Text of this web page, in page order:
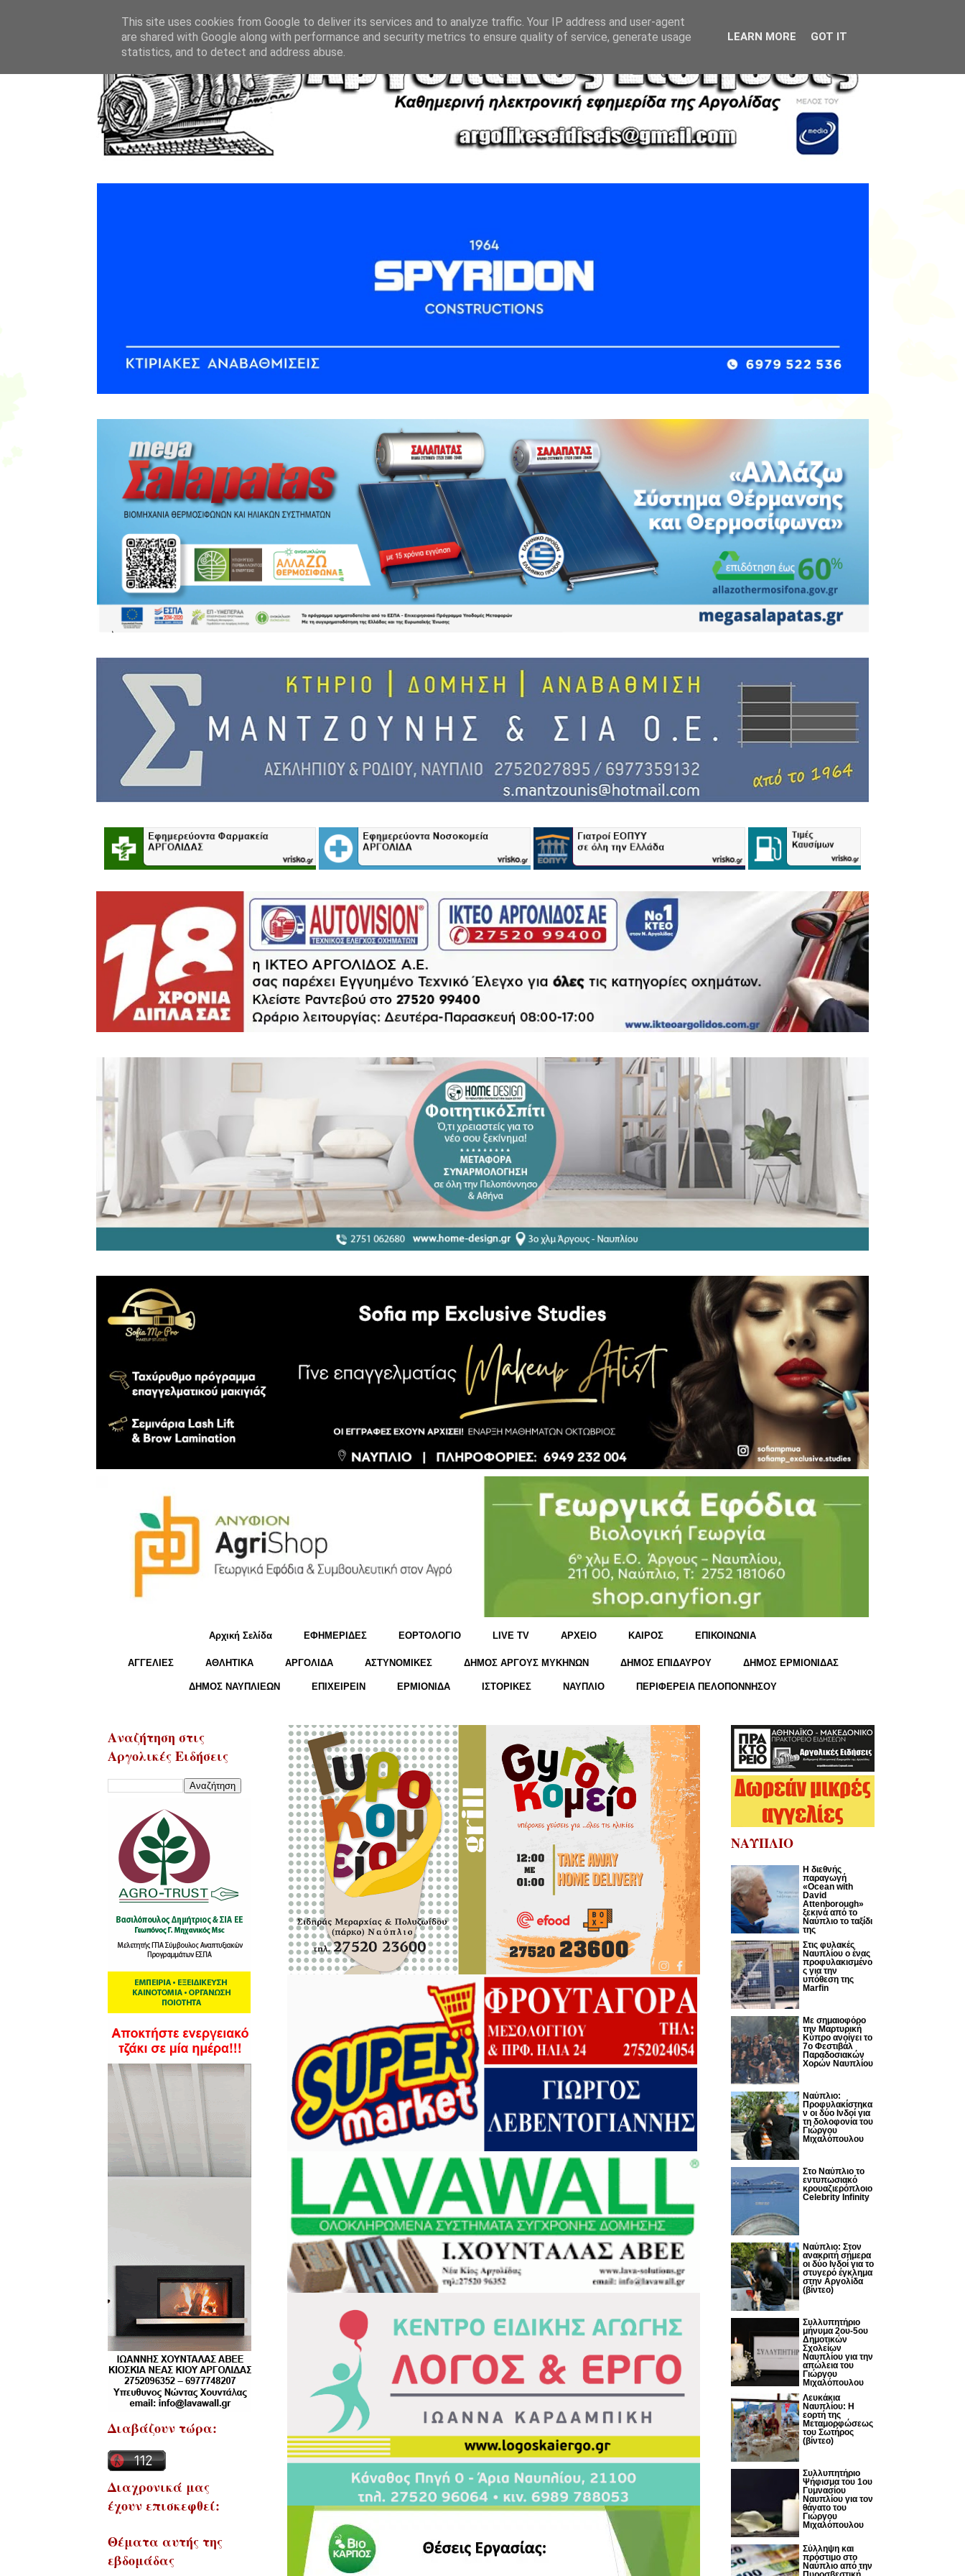
Αρχική Σελίδα ΕΦΗΜΕΡΙΔΕΣ ΕΟΡΤΟΛΟΓΙΟ LIVE TV ΑΡΧΕΙΟ KΑΙΡΟΣ ΕΠΙΚΟΙΝΩΝΙΑ
ΑΓΓΕΛΙΕΣ ΑΘΛΗΤΙΚΑ ΑΡΓΟΛΙΔΑ ΑΣΤΥΝΟΜΙΚΕΣ ΔΗΜΟΣ ΑΡΓΟΥΣ ΜΥΚΗΝΩΝ ΔΗΜΟΣ ΕΠΙΔΑΥΡΟΥ ΔΗΜΟΣ ΕΡΜΙΟΝΙΔΑΣ
ΔΗΜΟΣ ΝΑΥΠΛΙΕΩΝ ΕΠΙΧΕΙΡΕΙΝ ΕΡΜΙΟΝΙΔΑ ΙΣΤΟΡΙΚΕΣ ΝΑΥΠΛΙΟ ΠΕΡΙΦΕΡΕΙΑ ΠΕΛΟΠΟΝΝΗΣΟΥ
Αναζήτηση στις
Αργολικές Ειδήσεις
Διαβάζουν τώρα:
Διαχρονικά μας
έχουν επισκεφθεί:
Θέματα αυτής της
εβδομάδας
ΝΑΥΠΛΙΟ
Η διεθνής
παραγωγή
«Ocean with
David
Attenborough»
ξεκινά από το
Ναύπλιο το ταξίδι
της
Στις φυλακές
Ναυπλίου ο ένας
προφυλακισμένο
ς για την
υπόθεση της
Marfin
Με σημαιοφόρο
την Μαρτυρική
Κύπρο ανοίγει το
7ο Φεστιβάλ
Παραδοσιακών
Χορών Ναυπλίου
Ναύπλιο:
Προφυλακίστηκα
ν οι δύο Ινδοί για
τη δολοφονία του
Γιώργου
Μιχαλόπουλου
Στο Ναύπλιο το
εντυπωσιακό
κρουαζιερόπλοιο
Celebrity Infinity
Nαύπλιο: Στον
ανακριτή σήμερα
οι δύο Ινδοί για το
στυγερό έγκλημα
στην Αργολίδα
(βίντεο)
Συλλυπητήριο
μήνυμα 2ου-5ου
Δημοτικών
Σχολείων
Ναυπλίου για την
απώλεια του
Γιώργου
Μιχαλόπουλου
Λευκάκια
Ναυπλίου: Η
εορτή της
Μεταμορφώσεως
του Σωτήρος
(βίντεο)
Συλλυπητήριο
Ψήφισμα του 1ου
Γυμνασίου
Ναυπλίου για τον
θάνατο του
Γιώργου
Μιχαλόπουλου
Σύλληψη και
πρόστιμο στο
Ναύπλιο από την
This site uses cookies from Google to deliver its services and to analyze traffic. Your IP address and user-agent
are shared with Google along with performance and security metrics to ensure quality of service, generate usage
statistics, and to detect and address abuse.
LEARN MORE GOT IT